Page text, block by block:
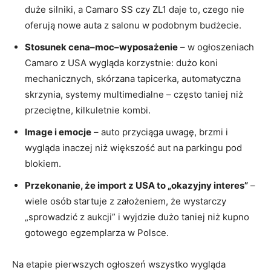
duże silniki, a Camaro SS czy ZL1 daje to, czego nie
oferują nowe auta z salonu w podobnym budżecie.
Stosunek cena–moc–wyposażenie – w ogłoszeniach
Camaro z USA wygląda korzystnie: dużo koni
mechanicznych, skórzana tapicerka, automatyczna
skrzynia, systemy multimedialne – często taniej niż
przeciętne, kilkuletnie kombi.
Image i emocje – auto przyciąga uwagę, brzmi i
wygląda inaczej niż większość aut na parkingu pod
blokiem.
Przekonanie, że import z USA to „okazyjny interes” –
wiele osób startuje z założeniem, że wystarczy
„sprowadzić z aukcji” i wyjdzie dużo taniej niż kupno
gotowego egzemplarza w Polsce.
Na etapie pierwszych ogłoszeń wszystko wygląda